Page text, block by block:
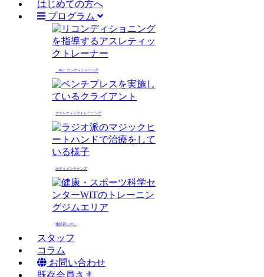
はじめての方へ
プログラム
（Re）コンディショニング
アスレティックトレーニング
ボディメンテナンス
施設貸し出し
スタッフ
コラム
お問い合わせ
既存会員さま